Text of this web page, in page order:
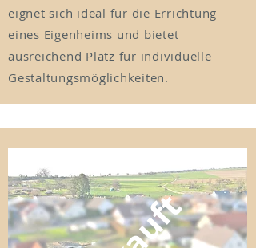
eignet sich ideal für die Errichtung
eines Eigenheims und bietet
ausreichend Platz für individuelle
Gestaltungsmöglichkeiten.